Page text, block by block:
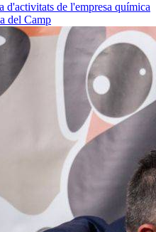
d'activitats de l'empresa química
del Camp